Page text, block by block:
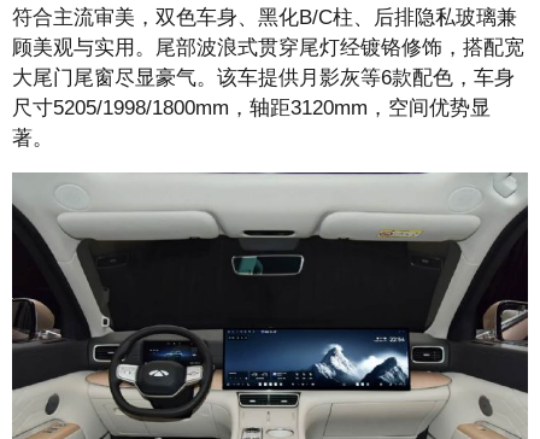
符合主流审美，双色车身、黑化B/C柱、后排隐私玻璃兼
顾美观与实用。尾部波浪式贯穿尾灯经镀铬修饰，搭配宽
大尾门尾窗尽显豪气。该车提供月影灰等6款配色，车身
尺寸5205/1998/1800mm，轴距3120mm，空间优势显
著。